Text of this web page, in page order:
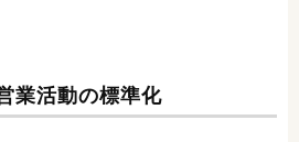
業活動の標準化